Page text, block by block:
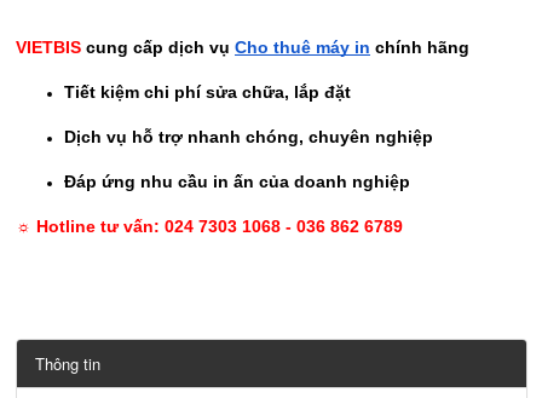
VIETBIS cung cấp dịch vụ Cho thuê máy in chính hãng
Tiết kiệm chi phí sửa chữa, lắp đặt
Dịch vụ hỗ trợ nhanh chóng, chuyên nghiệp
Đáp ứng nhu cầu in ấn của doanh nghiệp
☼ Hotline tư vấn: 024 7303 1068 - 036 862 6789
Thông tin